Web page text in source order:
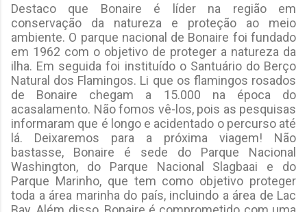
Destaco que Bonaire é líder na região em
conservação da natureza e proteção ao meio
ambiente. O parque nacional de Bonaire foi fundado
em 1962 com o objetivo de proteger a natureza da
ilha. Em seguida foi instituído o Santuário do Berço
Natural dos Flamingos. Li que os flamingos rosados
de Bonaire chegam a 15.000 na época do
acasalamento. Não fomos vê-los, pois as pesquisas
informaram que é longo e acidentado o percurso até
lá. Deixaremos para a próxima viagem! Não
bastasse, Bonaire é sede do Parque Nacional
Washington, do Parque Nacional Slagbaai e do
Parque Marinho, que tem como objetivo proteger
toda a área marinha do país, incluindo a área de Lac